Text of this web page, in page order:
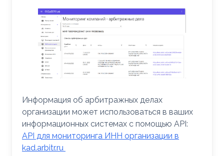
Информация об арбитражных делах
организации может использоваться в ваших
информационных системах с помощью API:
API для мониторинга ИНН организации в
kad.arbitr.ru